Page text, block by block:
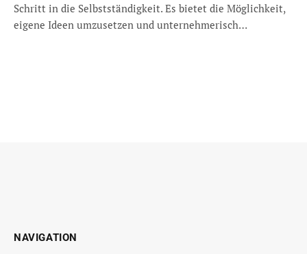
Schritt in die Selbstständigkeit. Es bietet die Möglichkeit,
eigene Ideen umzusetzen und unternehmerisch…
NAVIGATION